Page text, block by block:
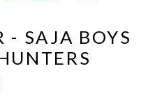
- SAJA BOYS